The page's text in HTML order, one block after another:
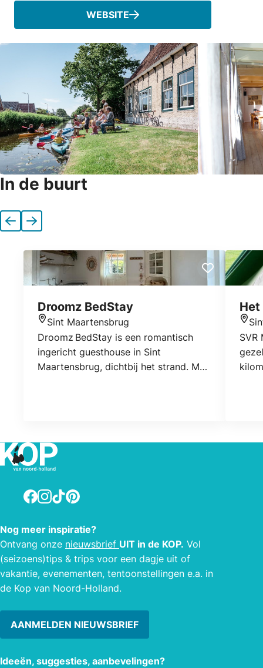
WEBSITE
In de buurt
VorigeVolgende
Droomz BedStay
Locatie
Sint Maartensbrug
Droomz BedStay is een romantisch
ingericht guesthouse in Sint
Maartensbrug, dichtbij het strand. Met
onthaasten en samen te genieten.
Het
SVR
en
Facebook
Instagram
TikTokPinterest
Nog meer inspiratie?
Ontvang onze nieuwsbrief UIT in de KOP. Vol
(seizoens)tips & trips voor een dagje uit of
vakantie, evenementen, tentoonstellingen e.a. in
de Kop van Noord-Holland.
AANMELDEN NIEUWSBRIEF
Ideeën, suggesties, aanbevelingen?